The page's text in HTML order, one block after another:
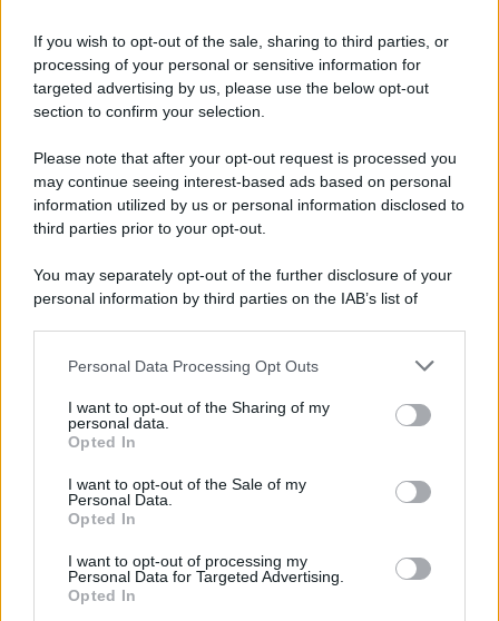
If you wish to opt-out of the sale, sharing to third parties, or
processing of your personal or sensitive information for
targeted advertising by us, please use the below opt-out
section to confirm your selection.
Please note that after your opt-out request is processed you
may continue seeing interest-based ads based on personal
information utilized by us or personal information disclosed to
third parties prior to your opt-out.
You may separately opt-out of the further disclosure of your
personal information by third parties on the IAB’s list of
This information may also be disclosed by us to third parties
disclose it to other third parties.
Please note that this website/app uses one or more Google
services and may gather and store information including but
not limited to your visit or usage behaviour. You may click to
grant or deny consent to Google and its third-party tags to
consent section.
Personal Data Processing Opt Outs
I want to opt-out of the Sharing of my
personal data.
Opted In
I want to opt-out of the Sale of my
Personal Data.
Opted In
I want to opt-out of processing my
Personal Data for Targeted Advertising.
Opted In